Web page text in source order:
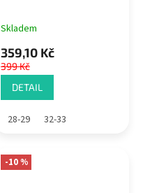
Skladem
359,10 Kč
399 Kč
DETAIL
28-29 32-33
-10 %